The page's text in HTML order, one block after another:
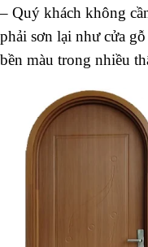
– Quý khách không
phải sơn lại như cửa
bền màu trong nhiều